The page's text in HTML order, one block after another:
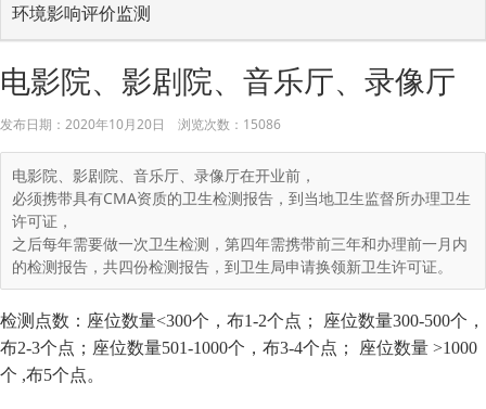
环境影响评价监测
电影院、影剧院、音乐厅、录像厅
发布日期： 2020年10月20日 浏览次数： 15086
电影院、影剧院、音乐厅、录像厅在开业前，
必须携带具有CMA资质的卫生检测报告，到当地卫生监督所办理卫生
许可证，
之后每年需要做一次卫生检测，第四年需携带前三年和办理前一月内
的检测报告，共四份检测报告，到卫生局申请换领新卫生许可证。
检测点数：座位数量<300个，布1-2个点； 座位数量300-500个，
布2-3个点；座位数量501-1000个，布3-4个点； 座位数量 >1000
个 ,布5个点。